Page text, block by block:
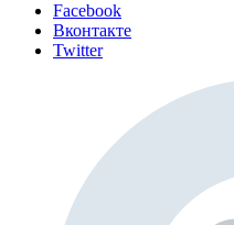
Facebook
Вконтакте
Twitter